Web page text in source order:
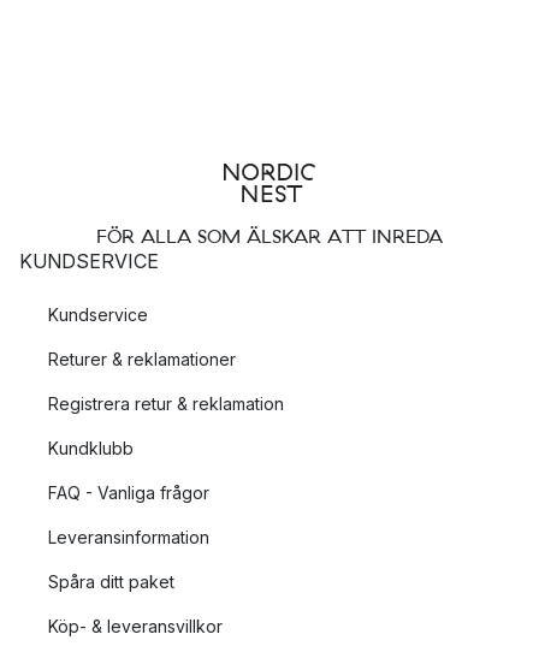
FÖR ALLA SOM ÄLSKAR ATT INREDA
KUNDSERVICE
Kundservice
Returer & reklamationer
Registrera retur & reklamation
Kundklubb
FAQ - Vanliga frågor
Leveransinformation
Spåra ditt paket
Köp- & leveransvillkor